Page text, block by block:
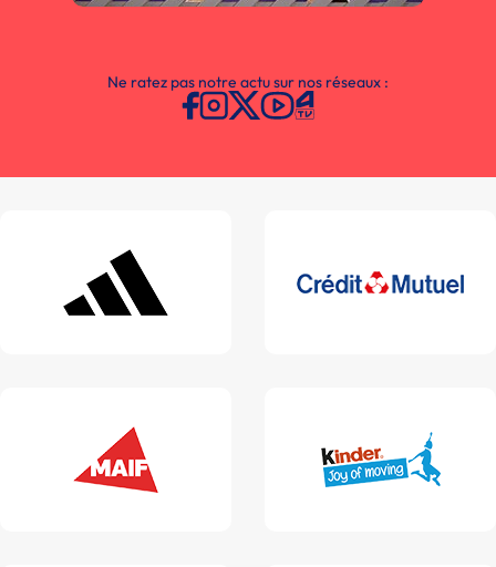
Ne ratez pas notre actu sur nos réseaux :